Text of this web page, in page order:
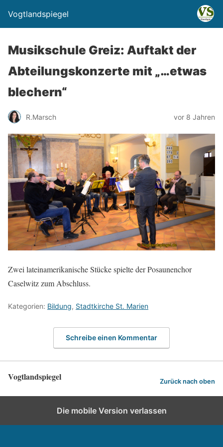
Vogtlandspiegel
Musikschule Greiz: Auftakt der
Abteilungskonzerte mit „…etwas
blechern“
R.Marsch vor 8 Jahren
Zwei lateinamerikanische Stücke spielte der Posaunenchor
Caselwitz zum Abschluss.
Kategorien: Bildung, Stadtkirche St. Marien
Schreibe einen Kommentar
Vogtlandspiegel Zurück nach oben
Die mobile Version verlassen